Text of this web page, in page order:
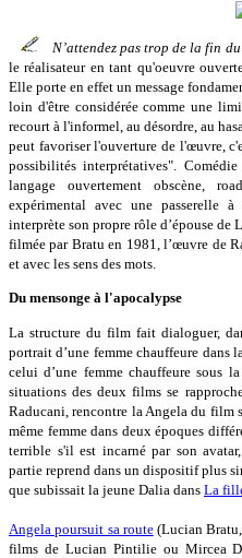
N’attendez pas trop de la fin
le réalisateur en tant qu'oeuvre
Elle porte en effet un message
loin d'être considérée comme une
recourt à l'informel, au désordre, au
peut favoriser l'ouverture de l'œuvre,
possibilités interprétatives".
langage ouvertement obscène,
expérimental avec une passerelle
interprète son propre rôle d’épouse de
filmée par Bratu en 1981, l’œuvre de
et avec les sens des mots.
Du mensonge à l'apocalypse
La structure du film fait dialoguer,
portrait d’une femme chauffeure
celui d’une femme chauffeure sous
situations des deux films se
Raducani, rencontre la Angela du film
même femme dans deux époques
terrible s'il est incarné par son
partie reprend dans un dispositif plus
que subissait la jeune Dalia dans La
Angela poursuit sa route(Lucian Bratu,
films de Lucian Pintilie ou Mircea